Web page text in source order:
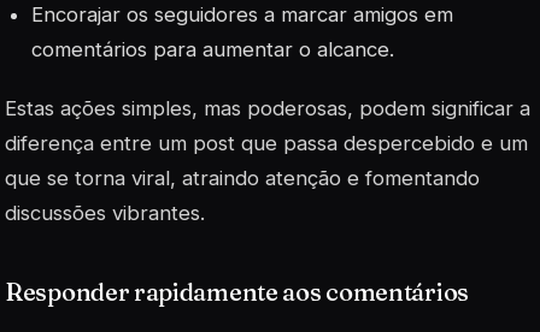
Encorajar os seguidores a marcar amigos em
comentários para aumentar o alcance.
Estas ações simples, mas poderosas, podem significar a
diferença entre um post que passa despercebido e um
que se torna viral, atraindo atenção e fomentando
discussões vibrantes.
Responder rapidamente aos comentários